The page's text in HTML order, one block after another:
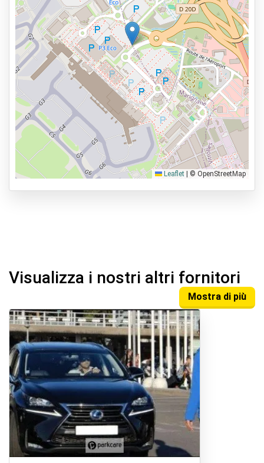
Leaflet | © OpenStreetMap
Visualizza i nostri altri fornitori
Mostra di più